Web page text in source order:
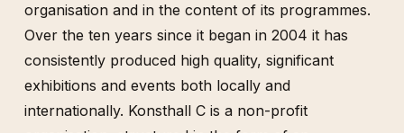
organisation and in the content of its programmes.
Over the ten years since it began in 2004 it has
consistently produced high quality, significant
exhibitions and events both locally and
internationally. Konsthall C is a non-profit